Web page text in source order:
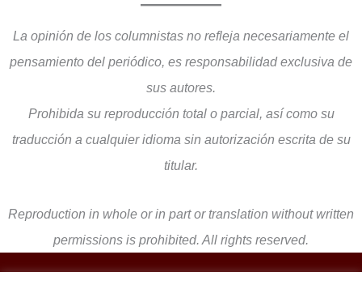
La opinión de los columnistas no refleja necesariamente el
pensamiento del periódico, es responsabilidad exclusiva de
sus autores.
Prohibida su reproducción total o parcial, así como su
traducción a cualquier idioma sin autorización escrita de su
titular.
Reproduction in whole or in part or translation without written
permissions is prohibited. All rights reserved.